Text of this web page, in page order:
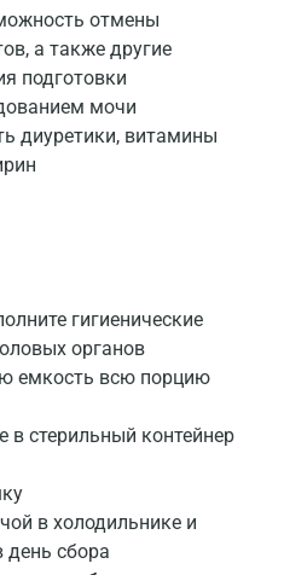
отмены
а также другие
подготовки
мочи
диуретики, витамины
гигиенические
органов
емкость всю порцию
в стерильный контейнер
в холодильнике и
день сбора